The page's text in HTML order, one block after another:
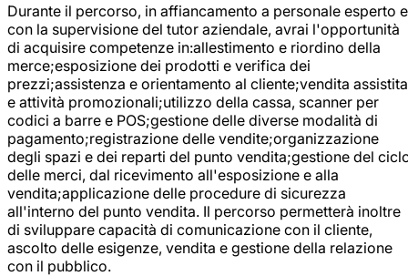
Durante il percorso, in affiancamento a personale esperto e
con la supervisione del tutor aziendale, avrai l'opportunità
di acquisire competenze in:allestimento e riordino della
merce;esposizione dei prodotti e verifica dei
prezzi;assistenza e orientamento al cliente;vendita assistita
e attività promozionali;utilizzo della cassa, scanner per
codici a barre e POS;gestione delle diverse modalità di
pagamento;registrazione delle vendite;organizzazione
degli spazi e dei reparti del punto vendita;gestione del
delle merci, dal ricevimento all'esposizione e alla
vendita;applicazione delle procedure di sicurezza
all'interno del punto vendita. Il percorso permetterà inoltre
di sviluppare capacità di comunicazione con il cliente,
ascolto delle esigenze, vendita e gestione della relazione
con il pubblico.